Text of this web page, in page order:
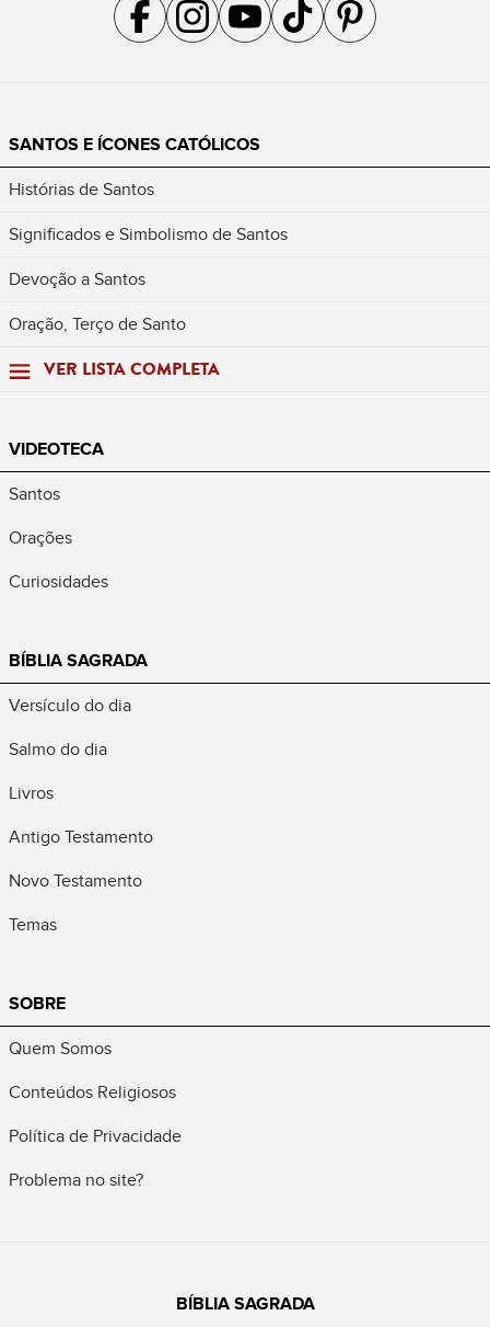
Acompanhe a gente no Facebook
Acompanhe a gente no Instagram
Acompanhe a gente no YouTube
Acompanhe a gente no TikTok
Acompanhe a gente no
SANTOS E ÍCONES CATÓLICOS
Histórias de Santos
Significados e Simbolismo de Santos
Devoção a Santos
Oração, Terço de Santo
VER LISTA COMPLETA
VIDEOTECA
Santos
Orações
Curiosidades
BÍBLIA SAGRADA
Versículo do dia
Salmo do dia
Livros
Antigo Testamento
Novo Testamento
Temas
SOBRE
Quem Somos
Conteúdos Religiosos
Política de Privacidade
Problema no site?
BÍBLIA SAGRADA